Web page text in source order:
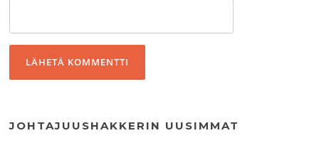
JOHTAJUUSHAKKERIN UUSIMMAT